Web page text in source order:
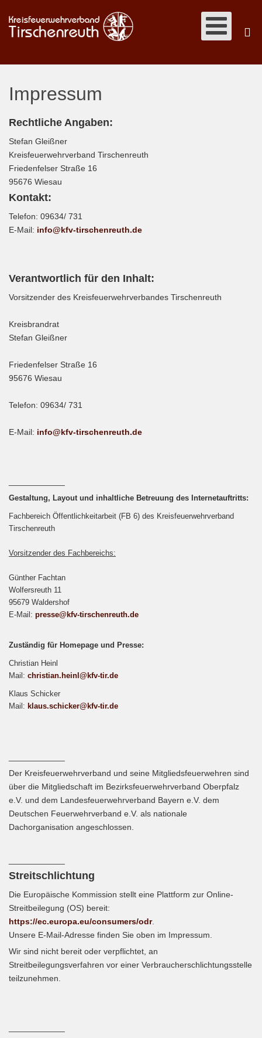
Impressum
Rechtliche Angaben:
Stefan Gleißner
Kreisfeuerwehrverband Tirschenreuth
Friedenfelser Straße 16
95676 Wiesau
Kontakt:
Telefon: 09634/ 731
E-Mail: info@kfv-tirschenreuth.de
Verantwortlich für den Inhalt:
Vorsitzender des Kreisfeuerwehrverbandes Tirschenreuth
Kreisbrandrat
Stefan Gleißner
Friedenfelser Straße 16
95676 Wiesau
Telefon: 09634/ 731
E-Mail: info@kfv-tirschenreuth.de
Gestaltung, Layout und inhaltliche Betreuung des Internetauftritts:
Fachbereich Öffentlichkeitarbeit (FB 6) des Kreisfeuerwehrverband
Tirschenreuth
Vorsitzender des Fachbereichs:
Günther Fachtan
Wolfersreuth 11
95679 Waldershof
E-Mail: presse@kfv-tirschenreuth.de
Zuständig für Homepage und Presse:
Christian Heinl
Mail: christian.heinl@kfv-tir.de
Klaus Schicker
Mail: klaus.schicker@kfv-tir.de
Der Kreisfeuerwehrverband und seine Mitgliedsfeuerwehren sind
über die Mitgliedschaft im Bezirksfeuerwehrverband Oberpfalz
e.V. und dem Landesfeuerwehrverband Bayern e.V. dem
Deutschen Feuerwehrverband e.V. als nationale
Dachorganisation angeschlossen.
Streitschlichtung
Die Europäische Kommission stellt eine Plattform zur Online-
Streitbeilegung (OS) bereit:
https://ec.europa.eu/consumers/odr.
Unsere E-Mail-Adresse finden Sie oben im Impressum.
Wir sind nicht bereit oder verpflichtet, an
Streitbeilegungsverfahren vor einer Verbraucherschlichtungsstelle
teilzunehmen.